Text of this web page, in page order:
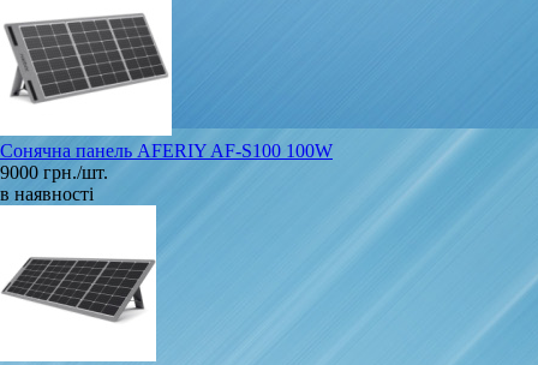
Сонячна панель AFERIY AF‑S100 100W
9000 грн./шт.
в наявності